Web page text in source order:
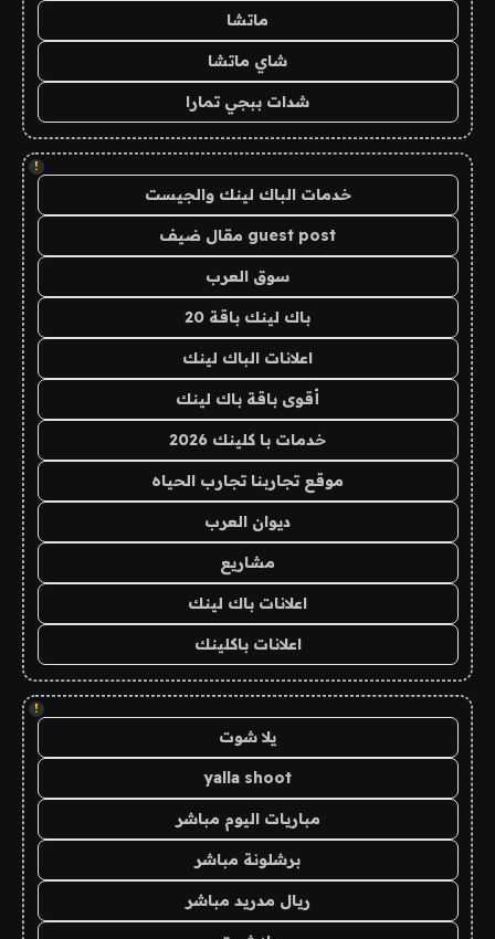
ماتشا
شاي ماتشا
شدات ببجي تمارا
!
خدمات الباك لينك والجيست
guest post مقال ضيف
سوق العرب
باك لينك باقة 20
اعلانات الباك لينك
أقوى باقة باك لينك
خدمات با كلينك 2026
موقع تجاربنا تجارب الحياه
ديوان العرب
مشاريع
اعلانات باك لينك
اعلانات باكلينك
!
يلا شوت
yalla shoot
مباريات اليوم مباشر
برشلونة مباشر
ريال مدريد مباشر